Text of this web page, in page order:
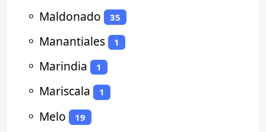
⚬ Maldonado 35
⚬ Manantiales 1
⚬ Marindia 1
⚬ Mariscala 1
⚬ Melo 19